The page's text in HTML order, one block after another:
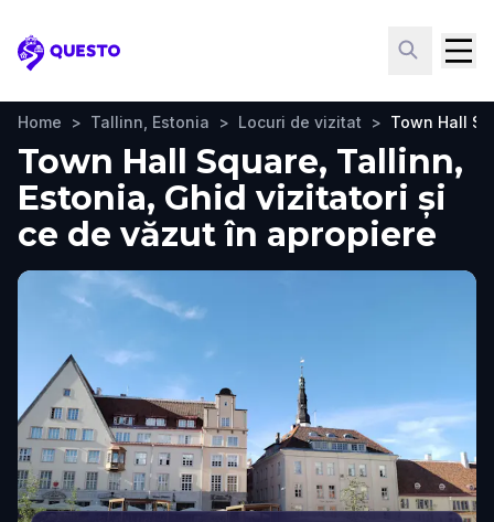
Questo
Home > Tallinn, Estonia > Locuri de vizitat > Town Hall
Town Hall Square, Tallinn,
Estonia, Ghid vizitatori și
ce de văzut în apropiere